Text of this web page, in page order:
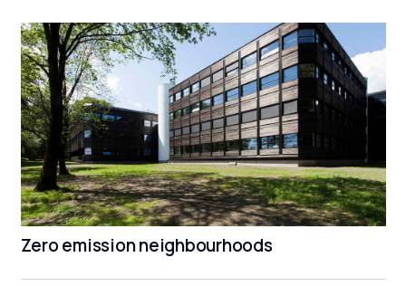
Zero emission neighbourhoods